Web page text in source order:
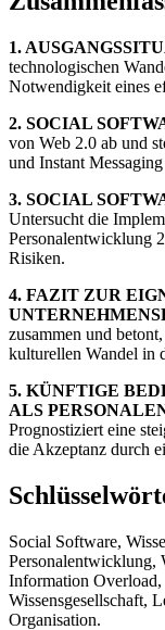
1.
technologischen
Notwendigkeit eines
2. SOCIAL
von Web 2.0 ab und
und Instant
3. SOCIAL
Untersucht die
Personalentwicklung
Risiken.
4. FAZIT ZUR
zusammen und
kulturellen Wandel in
5. KÜNFTIGE
ALS
Prognostiziert eine
die Akzeptanz durch
Social Software,
Personalentwicklung,
Information
Wissensgesellschaft,
Organisation.